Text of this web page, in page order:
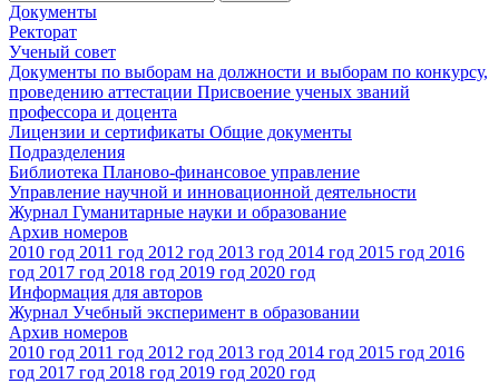
Документы
Ректорат
Ученый совет
Документы по выборам на должности и выборам по конкурсу,
проведению аттестации Присвоение ученых званий
профессора и доцента
Лицензии и сертификаты Общие документы
Подразделения
Библиотека Планово-финансовое управление
Управление научной и инновационной деятельности
Журнал Гуманитарные науки и образование
Архив номеров
2010 год 2011 год 2012 год 2013 год 2014 год 2015 год 2016
год 2017 год 2018 год 2019 год 2020 год
Информация для авторов
Журнал Учебный эксперимент в образовании
Архив номеров
2010 год 2011 год 2012 год 2013 год 2014 год 2015 год 2016
год 2017 год 2018 год 2019 год 2020 год